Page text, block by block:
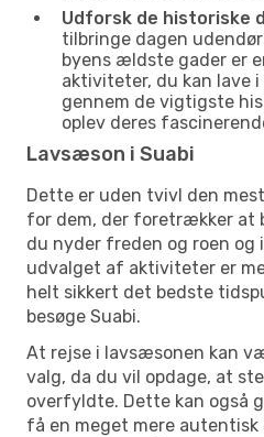
Udforsk de historiske
tilbringe dagen
byens ældste gader er
aktiviteter, du kan lave i
gennem de vigtigste
oplev deres
Lavsæson i Suabi
Dette er uden tvivl den
for dem, der foretrækker at
du nyder freden og roen og
udvalget af aktiviteter er
helt sikkert det bedste
besøge Suabi.
At rejse i lavsæsonen kan
valg, da du vil opdage, at
overfyldte. Dette kan også
få en meget mere autentisk